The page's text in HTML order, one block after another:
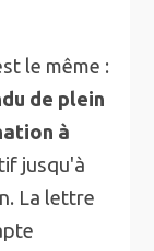
le même :
de plein
à
jusqu'à
La lettre